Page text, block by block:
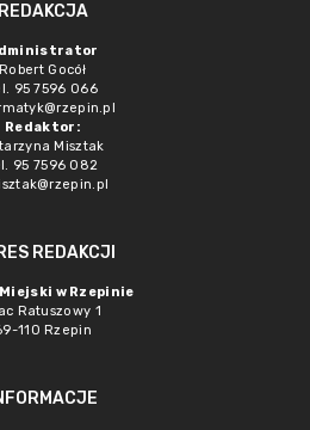
REDAKCJA
Robert Gocół
95 7596 066
Redaktor:
Misztak
95 7596 082
REDAKCJI
w Rzepinie
Ratuszowy 1
110 Rzepin